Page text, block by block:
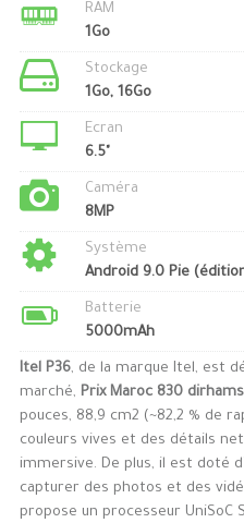
RAM
1Go
Stockage
1Go, 16Go
Ecran
6.5"
Caméra
8MP
Système
Android 9.0 Pie
Batterie
5000mAh
Itel P36, de la marque Itel, est
marché, Prix Maroc 830 dirhams
pouces, 88,9 cm2 (~82,2 % de
couleurs vives et des détails
immersive. De plus, il est doté
capturer des photos et des
propose un processeur UniSoC